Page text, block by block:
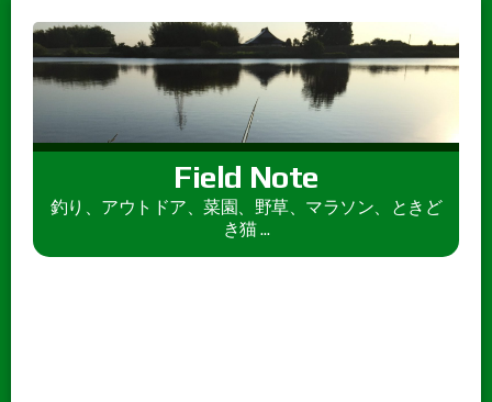
Field Note
釣り、アウトドア、菜園、野草、マラソン、ときど
き猫 ...